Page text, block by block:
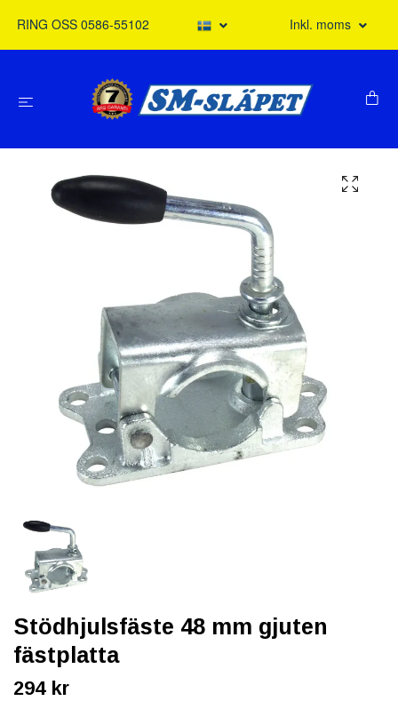
RING OSS 0586-55102 Inkl. moms
Stödhjulsfäste 48 mm gjuten
fästplatta
294 kr